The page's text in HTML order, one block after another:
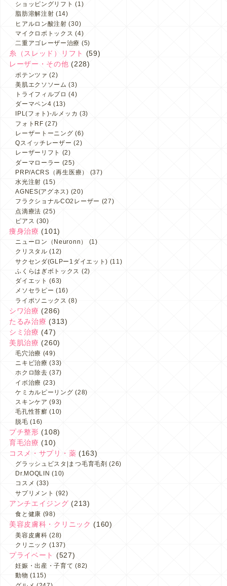
ショッピングリフト (1)
脂肪溶解注射 (14)
ヒアルロン酸注射 (30)
マイクロボトックス (4)
二重アゴレーザー治療 (5)
糸（スレッド）リフト
(59)
レーザー・その他 (228)
ポテンツァ (2)
美肌エクソソーム (3)
トライフィルプロ (4)
ダーマペン4 (13)
IPL(フォト)-ルメッカ (3)
フォトRF (27)
レーザートーニング (6)
Qスイッチレーザー (2)
レーザーリフト (2)
ダーマローラー (25)
PRP/ACRS（再生医療）
(37)
水光注射 (15)
AGNES(アグネス) (20)
フラクショナルCO2レーザー (27)
点滴療法 (25)
ピアス (30)
痩身治療 (101)
ニューロン（Neuronn）
(1)
クリスタル (12)
サクセンダ(GLPー1ダイエット) (11)
ふくらはぎボトックス (2)
ダイエット (63)
メソセラピー (16)
ライポソニックス (8)
シワ治療 (286)
たるみ治療 (313)
シミ治療 (47)
美肌治療 (260)
毛穴治療 (49)
ニキビ治療 (33)
ホクロ除去 (37)
イボ治療 (23)
ケミカルピーリング (28)
スキンケア (93)
毛孔性苔癬 (10)
脱毛 (16)
プチ整形 (108)
育毛治療 (10)
コスメ・サプリ・薬 (163)
グラッシュビスタ|まつ毛育毛剤 (26)
Dr.MOQLIN (10)
コスメ (33)
サプリメント (92)
アンチエイジング (213)
食と健康 (98)
美容皮膚科・クリニック (160)
美容皮膚科 (28)
クリニック (137)
プライベート (527)
妊娠・出産・子育て (82)
動物 (115)